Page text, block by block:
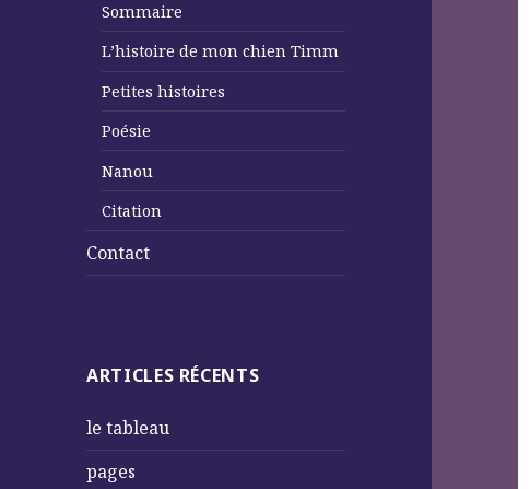
Sommaire
L’histoire de mon chien Timm
Petites histoires
Poésie
Nanou
Citation
Contact
ARTICLES RÉCENTS
le tableau
pages